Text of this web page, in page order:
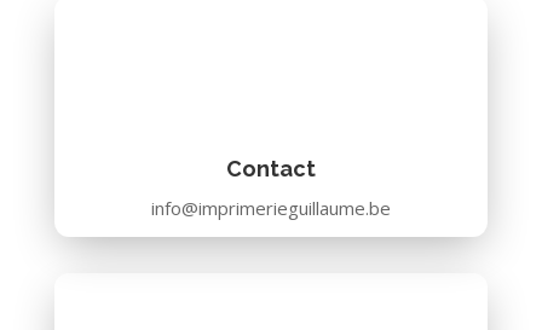
Contact
info@imprimerieguillaume.be